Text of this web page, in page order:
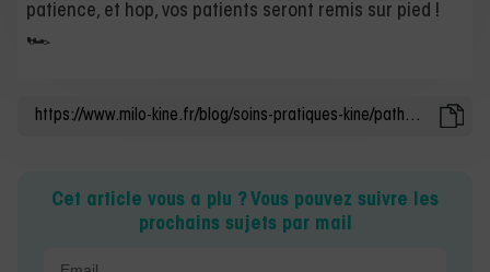
patience, et hop, vos patients seront remis sur pied !
🏎️
Cet article vous a plu ? Vous pouvez suivre les
prochains sujets par mail